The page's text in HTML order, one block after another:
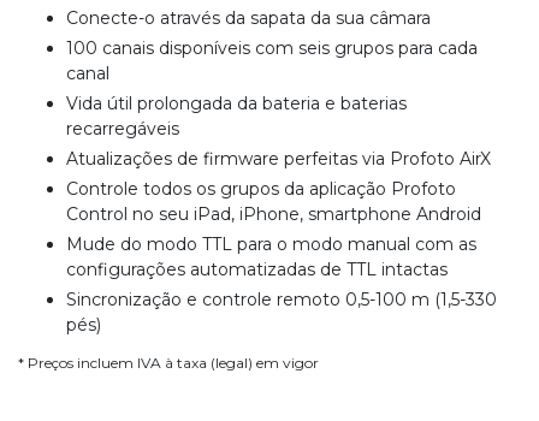
Conecte-o através da sapata da sua câmara
100 canais disponíveis com seis grupos para cada
canal
Vida útil prolongada da bateria e baterias
recarregáveis
Atualizações de firmware perfeitas via Profoto AirX
Controle todos os grupos da aplicação Profoto
Control no seu iPad, iPhone, smartphone Android
Mude do modo TTL para o modo manual com as
configurações automatizadas de TTL intactas
Sincronização e controle remoto 0,5-100 m (1,5-330
pés)
* Preços incluem IVA à taxa (legal) em vigor